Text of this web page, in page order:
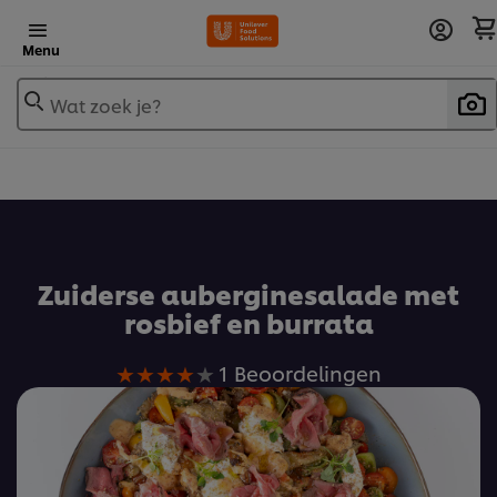
Menu
Wat zoek je?
Zuiderse auberginesalade met
rosbief en burrata
De
gemiddelde
beoordeling
van
deze
1 Beoordelingen